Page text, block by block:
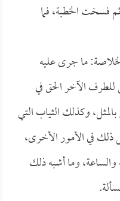
فسخت الخطبة، فما
ما جرى عليه
للطرف الآخر الحق في
بالمثل، وكذلك الثياب التي
في الأمور الأخرى،
والساعة، وما أشبه ذلك